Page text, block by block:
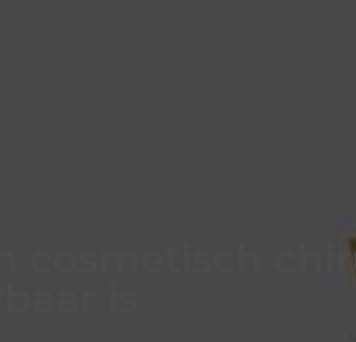
cosmetisch